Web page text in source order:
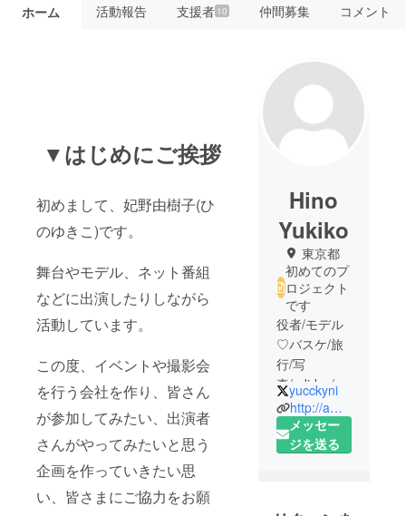
ホーム 活動報告 支援者 10 仲間募集 コメント
▼はじめにご挨拶
初めまして、妃野由樹子(ひ
のゆきこ)です。
舞台やモデル、ネット番組
などに出演したりしながら
活動しています。
この度、イベントや撮影会
を行う会社を作り、皆さん
が参加してみたい、出演者
さんがやってみたいと思う
企画を作っていきたい思
い、皆さまにご協力をお願
Hino
Yukiko
東京都
初めてのプ
ロジェクト
です
役者/モデル
♡バスケ/旅
行/写
真/adidas/餃
子部♡ 《舞
台》◇「エ
ドガワボト
yucckyni
http://ameblo.jp/yuccky-2907/
メッセー
ジを送る